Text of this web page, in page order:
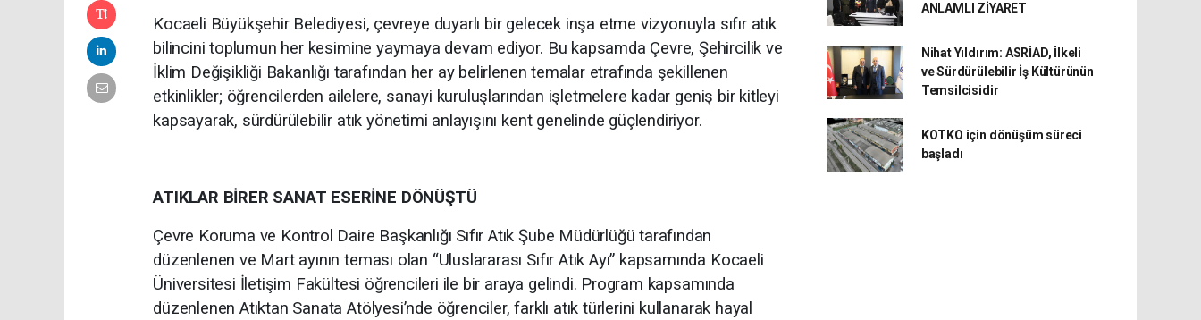
Kocaeli Büyükşehir Belediyesi, çevreye duyarlı bir gelecek inşa etme vizyonuyla sıfır atık
bilincini toplumun her kesimine yaymaya devam ediyor. Bu kapsamda Çevre, Şehircilik ve
İklim Değişikliği Bakanlığı tarafından her ay belirlenen temalar etrafında şekillenen
etkinlikler; öğrencilerden ailelere, sanayi kuruluşlarından işletmelere kadar geniş bir kitleyi
kapsayarak, sürdürülebilir atık yönetimi anlayışını kent genelinde güçlendiriyor.
ATIKLAR BİRER SANAT ESERİNE DÖNÜŞTÜ
Çevre Koruma ve Kontrol Daire Başkanlığı Sıfır Atık Şube Müdürlüğü tarafından
düzenlenen ve Mart ayının teması olan “Uluslararası Sıfır Atık Ayı” kapsamında Kocaeli
Üniversitesi İletişim Fakültesi öğrencileri ile bir araya gelindi. Program kapsamında
düzenlenen Atıktan Sanata Atölyesi’nde öğrenciler, farklı atık türlerini kullanarak hayal
ANLAMLI ZİYARET
Nihat Yıldırım: ASRİAD, İlkeli
ve Sürdürülebilir İş Kültürünün
Temsilcisidir
KOTKO için dönüşüm süreci
başladı